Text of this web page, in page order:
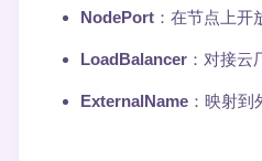
NodePort ：在节点上
LoadBalancer ：对接
ExternalName ：映射